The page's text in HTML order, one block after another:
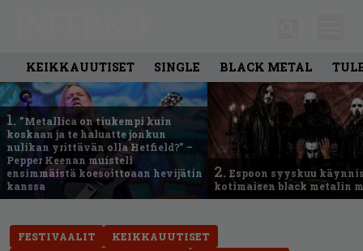
KEIKKAUUTISET SINGLE BLACK METAL
1. ”Metallica on tiukempi kuin
koskaan ja te haluatte jonkun
nulikan yrittävän olla Hetfield?” –
Pepper Keenan muisteli
ensimmäistä koesoittoaan hevijätin
kanssa
2. Espoon syyskuu
kotimaisen black metalin
FESTIVAALIT
KEIKKAUUTISET